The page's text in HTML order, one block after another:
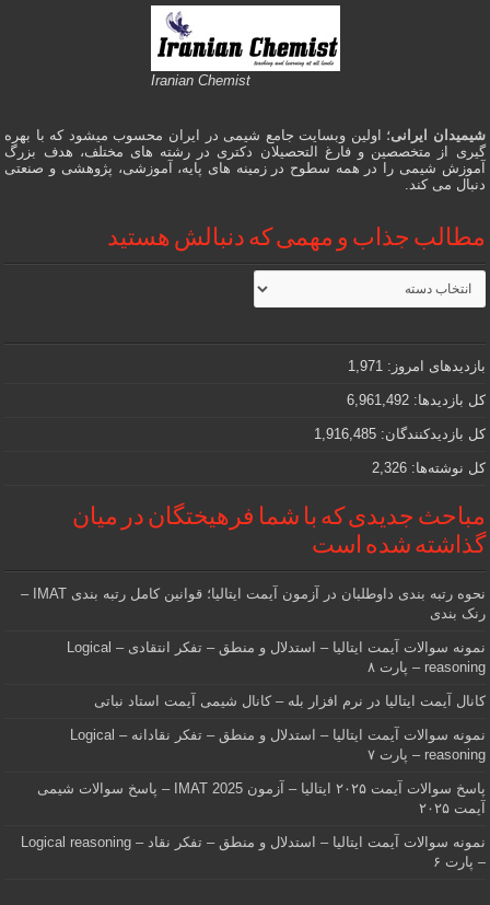
Iranian Chemist
شیمیدان ایرانی؛ اولین وبسایت جامع شیمی در ایران محسوب میشود که با بهره
گیری از متخصصین و فارغ التحصیلان دکتری در رشته های مختلف، هدف بزرگ
آموزش شیمی را در همه سطوح در زمینه های پایه، آموزشی، پژوهشی و صنعتی
دنبال می کند.
مطالب جذاب و مهمی که دنبالش هستید
مطالب
جذاب
و
که
دنبالش
هستید
بازدیدهای امروز: 1,971
کل بازدیدها:6,961,492
کل بازدیدکنند‌گان:1,916,485
کل نوشته‌ها:2,326
مباحث جدیدی که با شما فرهیختگان در میان
گذاشته شده است
نحوه رتبه بندی داوطلبان در آزمون آیمت ایتالیا؛ قوانین کامل رتبه بندی IMAT –
رنک بندی
نمونه سوالات آیمت ایتالیا – استدلال و منطق – تفکر انتقادی – Logical
reasoning – پارت ۸
کانال آیمت ایتالیا در نرم افزار بله – کانال شیمی آیمت استاد نباتی
نمونه سوالات آیمت ایتالیا – استدلال و منطق – تفکر نقادانه – Logical
reasoning – پارت ۷
پاسخ سوالات آیمت ۲۰۲۵ ایتالیا – آزمون IMAT 2025 – پاسخ سوالات شیمی
آیمت ۲۰۲۵
نمونه سوالات آیمت ایتالیا – استدلال و منطق – تفکر نقاد – Logical reasoning
– پارت ۶